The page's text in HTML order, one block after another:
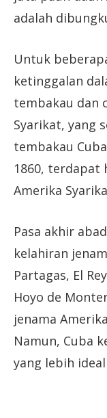
adalah
Untuk
ketinggalan
tembakau dan
Syarikat, yang
tembakau
1860, terdapat
Amerika
Pasa akhir
kelahiran
Partagas, El
Hoyo de
jenama
Namun, Cuba
yang lebih